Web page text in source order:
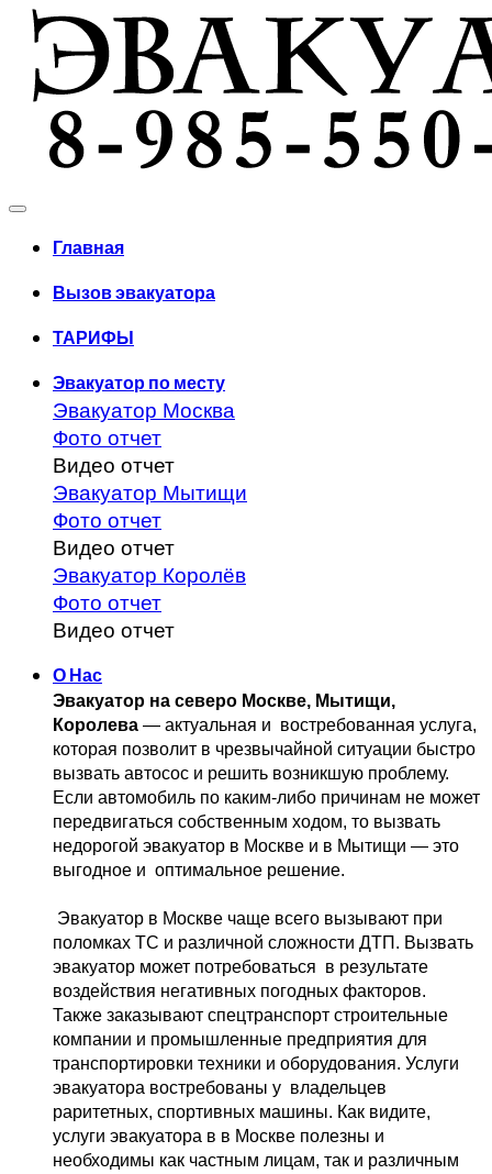
Главная
Вызов эвакуатора
ТАРИФЫ
Эвакуатор по месту
Эвакуатор Москва
Фото отчет
Видео отчет
Эвакуатор Мытищи
Фото отчет
Видео отчет
Эвакуатор Королёв
Фото отчет
Видео отчет
О Нас
Эвакуатор на северо Москве, Мытищи,
Королева — актуальная и востребованная услуга,
Если автомобиль по каким-либо причинам не может
передвигаться собственным ходом, то вызвать
недорогой эвакуатор в Москве и в Мытищи — это
выгодное и оптимальное решение.
поломках ТС и различной сложности ДТП. Вызвать
эвакуатор может потребоваться  в результате
воздействия негативных погодных факторов.
Также заказывают спецтранспорт строительные
компании и промышленные предприятия для
транспортировки техники и оборудования. Услуги
эвакуатора востребованы у  владельцев
раритетных, спортивных машины. Как видите,
услуги эвакуатора в в Москве полезны и
необходимы как частным лицам, так и различным